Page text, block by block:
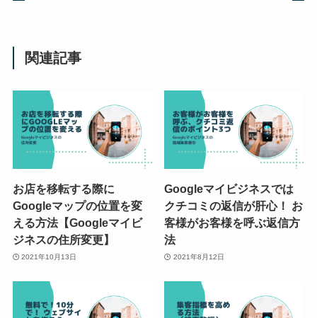
関連記事
お店を移転する際に
Googleマップの位置を変
える方法【Googleマイビ
ジネスの住所変更】
2021年10月13日
Googleマイビジネスでは
クチコミの返信が肝心！ お
客様がお客様を呼ぶ返信方
法
2021年8月12日